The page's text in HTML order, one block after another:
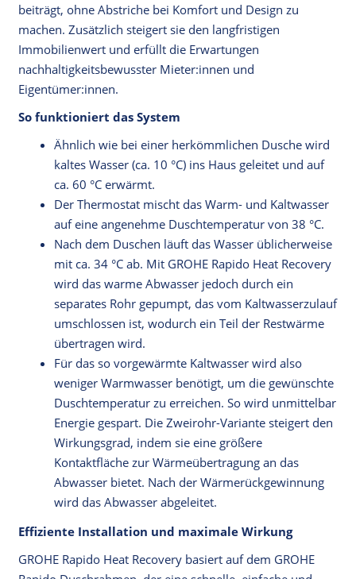
beiträgt, ohne Abstriche bei Komfort und Design zu
machen. Zusätzlich steigert sie den langfristigen
Immobilienwert und erfüllt die Erwartungen
nachhaltigkeitsbewusster Mieter:innen und
Eigentümer:innen.
So funktioniert das System
Ähnlich wie bei einer herkömmlichen Dusche wird
kaltes Wasser (ca. 10 °C) ins Haus geleitet und auf
ca. 60 °C erwärmt.
Der Thermostat mischt das Warm- und Kaltwasser
auf eine angenehme Duschtemperatur von 38 °C.
Nach dem Duschen läuft das Wasser üblicherweise
mit ca. 34 °C ab. Mit GROHE Rapido Heat Recovery
wird das warme Abwasser jedoch durch ein
separates Rohr gepumpt, das vom Kaltwasserzulauf
umschlossen ist, wodurch ein Teil der Restwärme
übertragen wird.
Für das so vorgewärmte Kaltwasser wird also
weniger Warmwasser benötigt, um die gewünschte
Duschtemperatur zu erreichen. So wird unmittelbar
Energie gespart. Die Zweirohr-Variante steigert den
Wirkungsgrad, indem sie eine größere
Kontaktfläche zur Wärmeübertragung an das
Abwasser bietet. Nach der Wärmerückgewinnung
wird das Abwasser abgeleitet.
Effiziente Installation und maximale Wirkung
GROHE Rapido Heat Recovery basiert auf dem GROHE